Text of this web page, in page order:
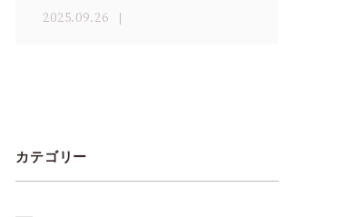
2025.09.26
カテゴリー